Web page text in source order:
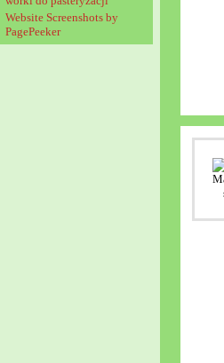
Website Screenshots by
PagePeeker